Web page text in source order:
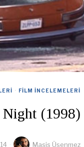
· FILM İNCELEMELERI
(1998)
Masis Üşenmez